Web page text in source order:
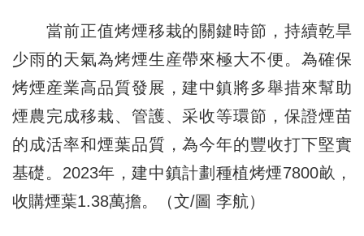
當前正值烤煙移栽的關鍵時節，持續乾旱
少雨的天氣為烤煙生産帶來極大不便。為確保
烤煙産業高品質發展，建中鎮將多舉措來幫助
煙農完成移栽、管護、采收等環節，保證煙苗
的成活率和煙葉品質，為今年的豐收打下堅實
基礎。2023年，建中鎮計劃種植烤煙7800畝，
收購煙葉1.38萬擔。（文/圖 李航）